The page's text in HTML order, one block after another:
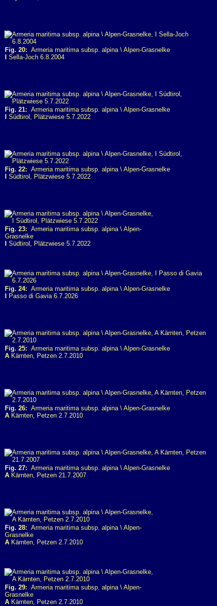
Fig. 20: Armeria maritima subsp. alpina \ Alpen-Grasnelke
Sella-Joch 6.8.2004
Fig. 21: Armeria maritima subsp. alpina \ Alpen-Grasnelke
Südtirol, Plätzwiese 5.7.2022
Fig. 22: Armeria maritima subsp. alpina \ Alpen-Grasnelke
Südtirol, Plätzwiese 5.7.2022
Fig. 23: Armeria maritima subsp. alpina \ Alpen-
Grasnelke
Südtirol, Plätzwiese 5.7.2022
Fig. 24: Armeria maritima subsp. alpina \ Alpen-Grasnelke
Passo di Gavia 6.7.2026
Fig. 25: Armeria maritima subsp. alpina \ Alpen-Grasnelke
A Kärnten, Petzen 2.7.2010
Fig. 26: Armeria maritima subsp. alpina \ Alpen-Grasnelke
A Kärnten, Petzen 2.7.2010
Fig. 27: Armeria maritima subsp. alpina \ Alpen-Grasnelke
A Kärnten, Petzen 21.7.2007
Fig. 28: Armeria maritima subsp. alpina \ Alpen-
Grasnelke
A Kärnten, Petzen 2.7.2010
Fig. 29: Armeria maritima subsp. alpina \ Alpen-
Grasnelke
A Kärnten, Petzen 2.7.2010